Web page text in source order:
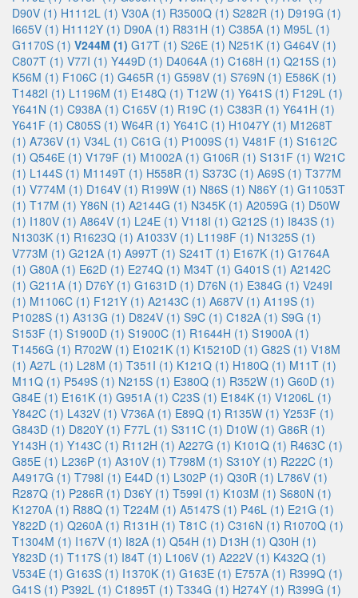
D90V (1) H1112L (1) V30A (1) R3500Q (1) S282R (1) D919G (1)
I665V (1) H1112Y (1) D90A (1) R831H (1) C385A (1) M95L (1)
G1170S (1) V244M (1) G17T (1) S26E (1) N251K (1) G464V (1)
C807T (1) V77I (1) Y449D (1) D4064A (1) C168H (1) Q215S (1)
K56M (1) F106C (1) G465R (1) G598V (1) S769N (1) E586K (1)
T1482I (1) L1196M (1) E148Q (1) T12W (1) Y641S (1) F129L (1)
Y641N (1) C938A (1) C165V (1) R19C (1) C383R (1) Y641H (1)
Y641F (1) C805S (1) W64R (1) Y641C (1) H1047Y (1) M1268T
(1) A736V (1) V34L (1) C61G (1) P1009S (1) V481F (1) S1612C
(1) Q546E (1) V179F (1) M1002A (1) G106R (1) S131F (1) W21C
(1) L144S (1) M1149T (1) H558R (1) S373C (1) A69S (1) T377M
(1) V774M (1) D164V (1) R199W (1) N86S (1) N86Y (1) G11053T
(1) T17M (1) Y86N (1) A2144G (1) N345K (1) A2059G (1) D50W
(1) I180V (1) A864V (1) L24E (1) V118I (1) G212S (1) I843S (1)
N1303K (1) R1623Q (1) A1033V (1) L1198F (1) N1325S (1)
V773M (1) G212A (1) A997T (1) S241T (1) E167K (1) G1764A
(1) G80A (1) E62D (1) E274Q (1) M34T (1) G401S (1) A2142C
(1) G211A (1) D76Y (1) G1631D (1) D76N (1) E384G (1) V249I
(1) M1106C (1) F121Y (1) A2143C (1) A687V (1) A119S (1)
P1028S (1) A313G (1) D824V (1) S9C (1) C182A (1) S9G (1)
S153F (1) S1900D (1) S1900C (1) R1644H (1) S1900A (1)
T1456G (1) R702W (1) E1021K (1) K15210D (1) G82S (1) V18M
(1) A27L (1) L28M (1) T351I (1) K121Q (1) H180Q (1) M11T (1)
M11Q (1) P549S (1) N215S (1) E380Q (1) R352W (1) G60D (1)
G84E (1) E161K (1) G951A (1) C23S (1) E184K (1) V1206L (1)
Y842C (1) L432V (1) V736A (1) E89Q (1) R135W (1) Y253F (1)
G843D (1) D820Y (1) F77L (1) S311C (1) D10W (1) G86R (1)
Y143H (1) Y143C (1) R112H (1) A227G (1) K101Q (1) R463C (1)
G85E (1) L236P (1) A310V (1) T798M (1) S310Y (1) R222C (1)
A4917G (1) T798I (1) E44D (1) L302P (1) Q30R (1) L786V (1)
R287Q (1) P286R (1) D36Y (1) T599I (1) K103M (1) S680N (1)
K1270A (1) R88Q (1) T224M (1) A5147S (1) P46L (1) E21G (1)
Y822D (1) Q260A (1) R131H (1) T81C (1) C316N (1) R1070Q (1)
T1304M (1) I167V (1) I82A (1) Q54H (1) D13H (1) Q30H (1)
Y823D (1) T117S (1) I84T (1) L106V (1) A222V (1) K432Q (1)
V534E (1) G163S (1) I1370K (1) G163E (1) E757A (1) R399Q (1)
G41S (1) P392L (1) C1895T (1) T334G (1) H274Y (1) R399G (1)